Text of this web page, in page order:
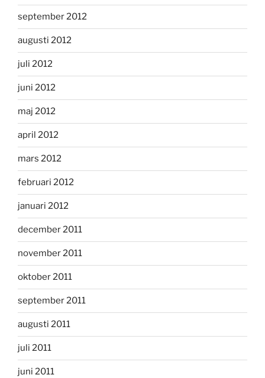
september 2012
augusti 2012
juli 2012
juni 2012
maj 2012
april 2012
mars 2012
februari 2012
januari 2012
december 2011
november 2011
oktober 2011
september 2011
augusti 2011
juli 2011
juni 2011